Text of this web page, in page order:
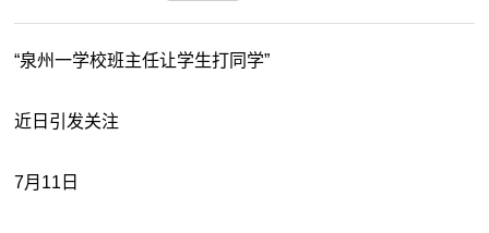
“泉州一学校班主任让学生打同学”
近日引发关注
7月11日